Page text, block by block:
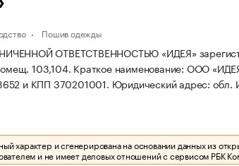
Пошив одежды
ОТВЕТСТВЕННОСТЬЮ «ИДЕЯ»
103,104. Краткое наименование: ООО
и КПП 370201001. Юридический адрес: обл.
характер и сгенерирована на основании данных из
и не имеет деловых отношений с сервисом РБК